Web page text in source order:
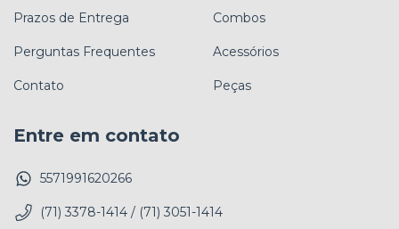
Prazos de Entrega
Perguntas Frequentes
Contato
Combos
Acessórios
Peças
Entre em contato
5571991620266
(71) 3378-1414 / (71) 3051-1414